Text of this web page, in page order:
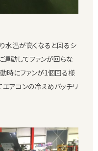
水温が高くなると回るシ
連動してファンが回らな
時にファンが1個回る様
エアコンの冷えめバッチリ